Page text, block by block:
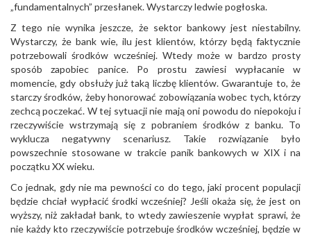
„fundamentalnych” przesłanek. Wystarczy ledwie pogłoska.
Z tego nie wynika jeszcze, że sektor bankowy jest niestabilny.
Wystarczy, że bank wie, ilu jest klientów, którzy będą faktycznie
potrzebowali środków wcześniej. Wtedy może w bardzo prosty
sposób zapobiec panice. Po prostu zawiesi wypłacanie w
momencie, gdy obsłuży już taką liczbę klientów. Gwarantuje to, że
starczy środków, żeby honorować zobowiązania wobec tych, którzy
zechcą poczekać. W tej sytuacji nie mają oni powodu do niepokoju i
rzeczywiście wstrzymają się z pobraniem środków z banku. To
wyklucza negatywny scenariusz. Takie rozwiązanie było
powszechnie stosowane w trakcie panik bankowych w XIX i na
początku XX wieku.
Co jednak, gdy nie ma pewności co do tego, jaki procent populacji
będzie chciał wypłacić środki wcześniej? Jeśli okaża się, że jest on
wyższy, niż zakładał bank, to wtedy zawieszenie wypłat sprawi, że
nie każdy kto rzeczywiście potrzebuje środków wcześniej, będzie w